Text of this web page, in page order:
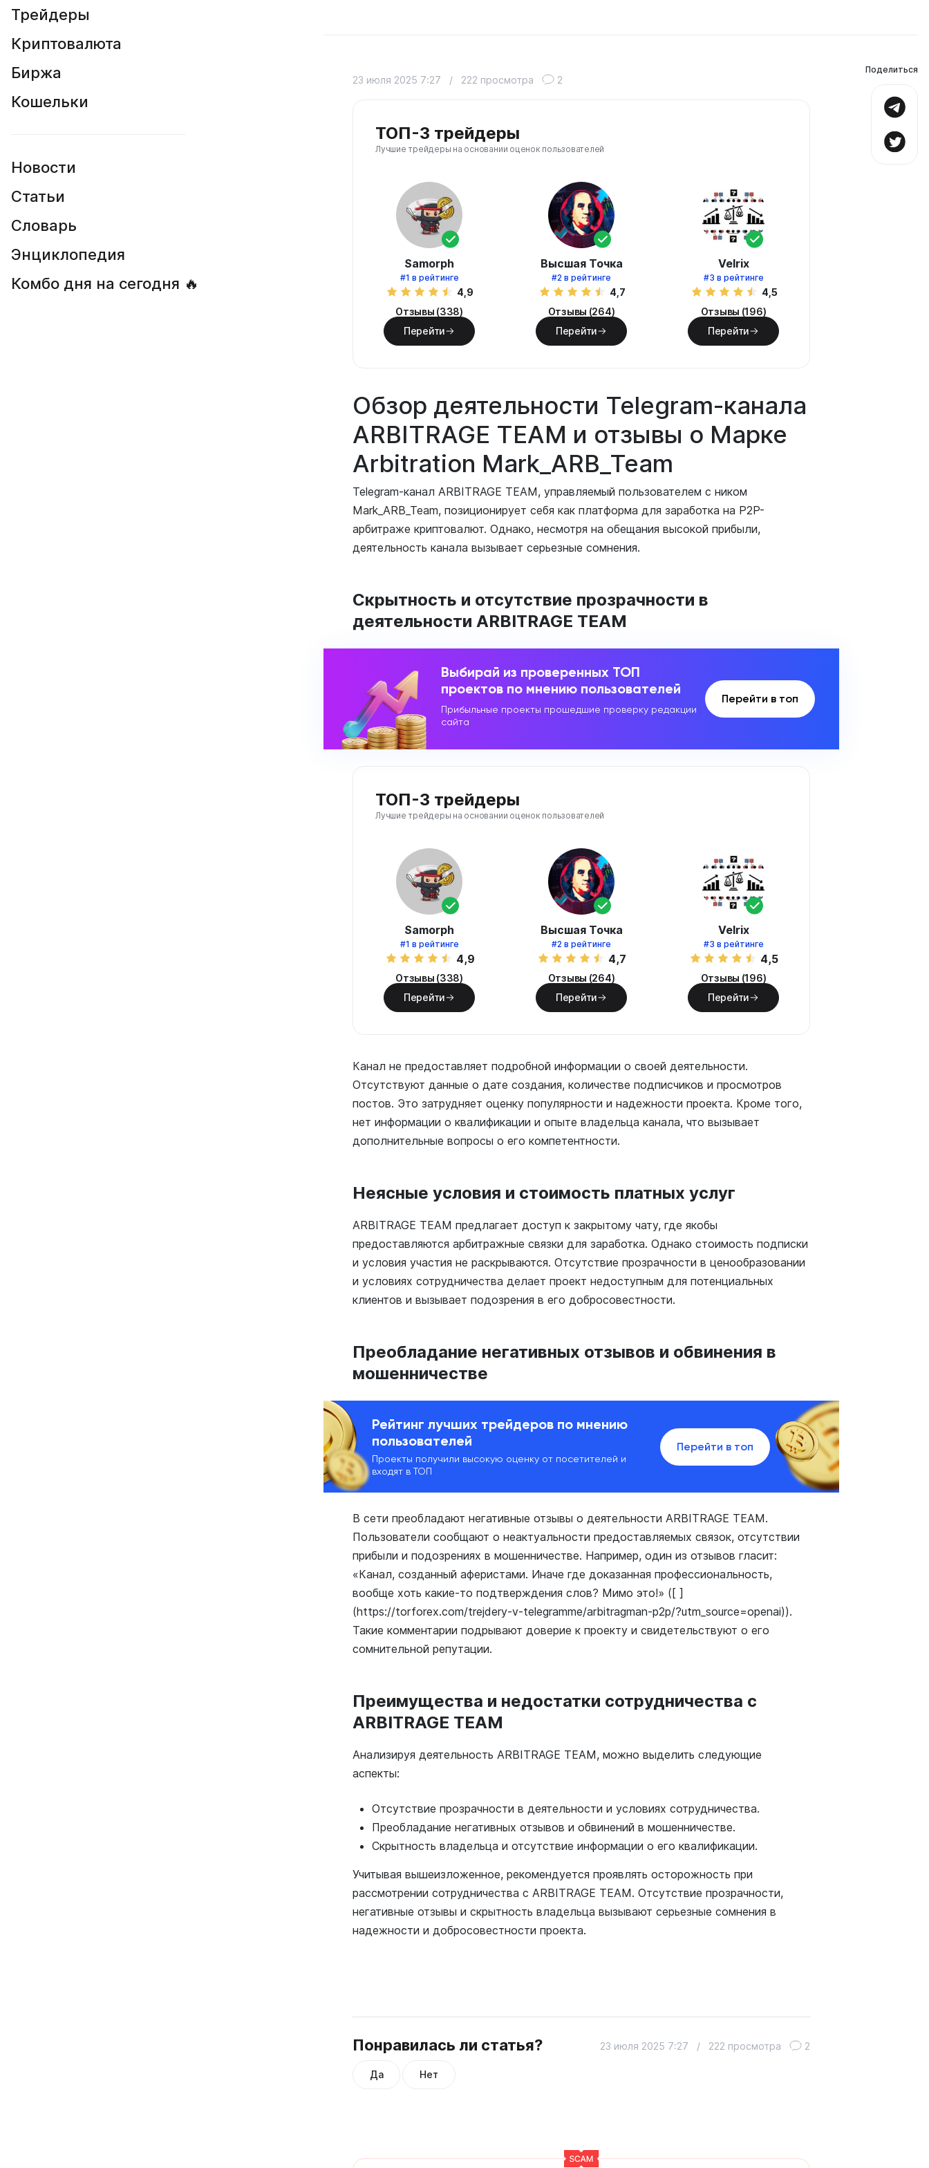
Трейдеры
Криптовалюта
Биржа
Кошельки
Новости
Статьи
Словарь
Энциклопедия
Комбо дня на сегодня 🔥
23 июля 2025 7:27 / 222 просмотра 2
ТОП-3 трейдеры
Лучшие трейдеры на основании оценок пользователей
Samorph
#1 в рейтинге
4,9
Отзывы (338)
Перейти
Высшая Точка
#2 в рейтинге
4,7
Отзывы (264)
Перейти
Velrix
#3 в рейтинге
4,5
Отзывы (196)
Перейти
Обзор деятельности Telegram-канала
ARBITRAGE TEAM и отзывы о Марке
Arbitration Mark_ARB_Team
Telegram-канал ARBITRAGE TEAM, управляемый пользователем с ником
Mark_ARB_Team, позиционирует себя как платформа для заработка на P2P-
арбитраже криптовалют. Однако, несмотря на обещания высокой прибыли,
деятельность канала вызывает серьезные сомнения.
Скрытность и отсутствие прозрачности в
деятельности ARBITRAGE TEAM
Выбирай из проверенных ТОП
проектов по мнению пользователей
Прибыльные проекты прошедшие проверку редакции
сайта
Перейти в топ
ТОП-3 трейдеры
Лучшие трейдеры на основании оценок пользователей
Samorph
#1 в рейтинге
4,9
Отзывы (338)
Перейти
Высшая Точка
#2 в рейтинге
4,7
Отзывы (264)
Перейти
Velrix
#3 в рейтинге
4,5
Отзывы (196)
Перейти
Канал не предоставляет подробной информации о своей деятельности.
Отсутствуют данные о дате создания, количестве подписчиков и просмотров
постов. Это затрудняет оценку популярности и надежности проекта. Кроме того,
нет информации о квалификации и опыте владельца канала, что вызывает
дополнительные вопросы о его компетентности.
Неясные условия и стоимость платных услуг
ARBITRAGE TEAM предлагает доступ к закрытому чату, где якобы
предоставляются арбитражные связки для заработка. Однако стоимость подписки
и условия участия не раскрываются. Отсутствие прозрачности в ценообразовании
и условиях сотрудничества делает проект недоступным для потенциальных
клиентов и вызывает подозрения в его добросовестности.
Преобладание негативных отзывов и обвинения в
мошенничестве
Рейтинг лучших трейдеров по мнению
пользователей
Проекты получили высокую оценку от посетителей и
входят в ТОП
Перейти в топ
В сети преобладают негативные отзывы о деятельности ARBITRAGE TEAM.
Пользователи сообщают о неактуальности предоставляемых связок, отсутствии
прибыли и подозрениях в мошенничестве. Например, один из отзывов гласит:
«Канал, созданный аферистами. Иначе где доказанная профессиональность,
вообще хоть какие-то подтверждения слов? Мимо это!» ([ ]
(https://torforex.com/trejdery-v-telegramme/arbitragman-p2p/?utm_source=openai)).
Такие комментарии подрывают доверие к проекту и свидетельствуют о его
сомнительной репутации.
Преимущества и недостатки сотрудничества с
ARBITRAGE TEAM
Анализируя деятельность ARBITRAGE TEAM, можно выделить следующие
аспекты:
Отсутствие прозрачности в деятельности и условиях сотрудничества.
Преобладание негативных отзывов и обвинений в мошенничестве.
Скрытность владельца и отсутствие информации о его квалификации.
Учитывая вышеизложенное, рекомендуется проявлять осторожность при
рассмотрении сотрудничества с ARBITRAGE TEAM. Отсутствие прозрачности,
негативные отзывы и скрытность владельца вызывают серьезные сомнения в
надежности и добросовестности проекта.
Понравилась ли статья?
Да Нет
23 июля 2025 7:27 / 222 просмотра 2
Поделиться